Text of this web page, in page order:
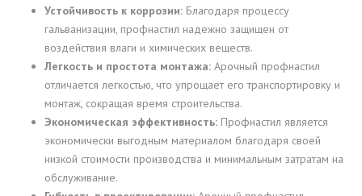
Устойчивость к коррозии: Благодаря процессу
гальванизации, профнастил надежно защищен от
воздействия влаги и химических веществ.
Легкость и простота монтажа: Арочный профнастил
отличается легкостью, что упрощает его транспортировку и
монтаж, сокращая время строительства.
Экономическая эффективность: Профнастил является
экономически выгодным материалом благодаря своей
низкой стоимости производства и минимальным затратам на
обслуживание.